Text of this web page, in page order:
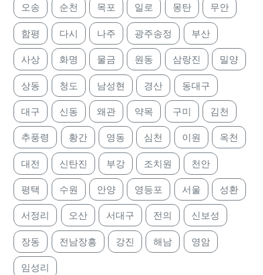
오송 순천 목포 일로 몽탄 무안
함평 다시 나주 광주송정 부산
사상 화명 물금 원동 삼랑진 밀양
상동 청도 남성현 경산 동대구
대구 신동 왜관 약목 구미 김천
추풍령 황간 영동 심천 이원 옥천
대전 신탄진 부강 조치원 천안
평택 수원 안양 영등포 서울 성환
서정리 오산 서대구 전의 신보성
장동 전남장흥 강진 해남 영암
임성리